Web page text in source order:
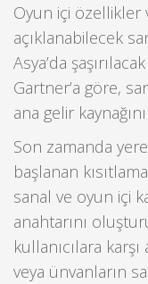
Oyun içi özellikler
açıklanabilecek
Asya’da
Gartner’a göre,
ana gelir
Son zamanda
başlanan
sanal ve oyun içi
anahtarını
kullanıcılara
veya ünvanların